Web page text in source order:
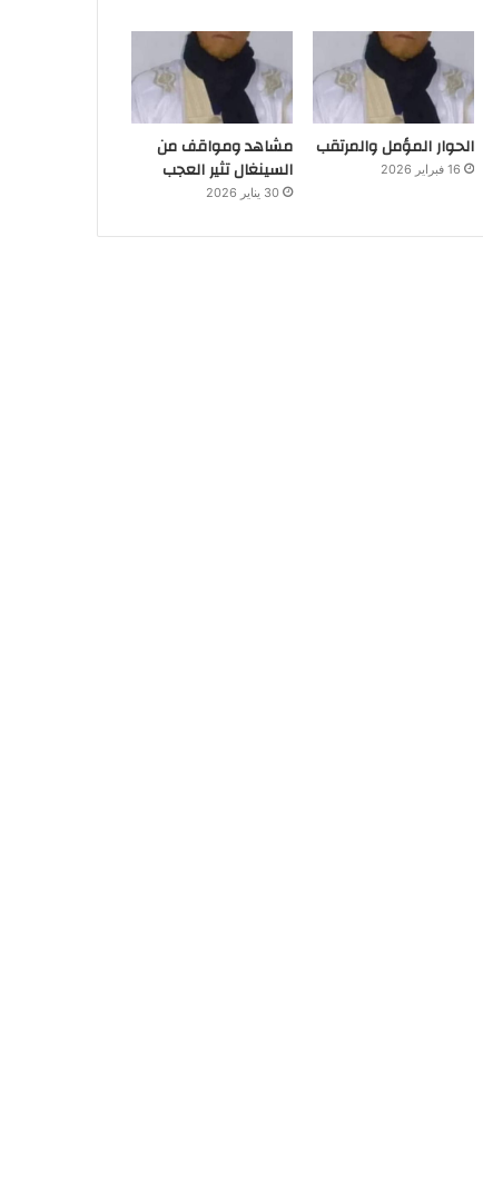
الحوار المؤمل والمرتقب
16 فبراير 2026
مشاهد ومواقف من
السينغال تثير العجب
30 يناير 2026